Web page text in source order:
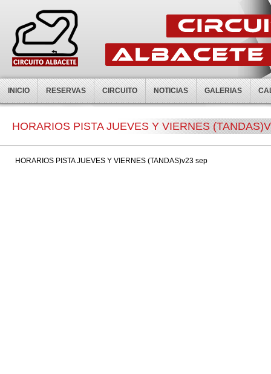
INICIO RESERVAS CIRCUITO NOTICIAS GALERIAS
HORARIOS PISTA JUEVES Y VIERNES
HORARIOS PISTA JUEVES Y VIERNES (TANDAS)v23 sep